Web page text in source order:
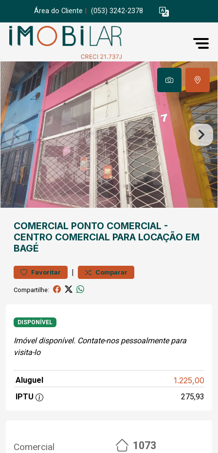
Área do Cliente (053) 3242-2378
COMERCIAL PONTO COMERCIAL -
CENTRO COMERCIAL PARA LOCAÇÃO EM
BAGÉ
Favoritar | Comparar
Compartilhe:
DISPONÍVEL
Imóvel disponível. Contate-nos pessoalmente para
visita-lo
Aluguel 1.225,00
IPTU 275,93
Comercial 1073